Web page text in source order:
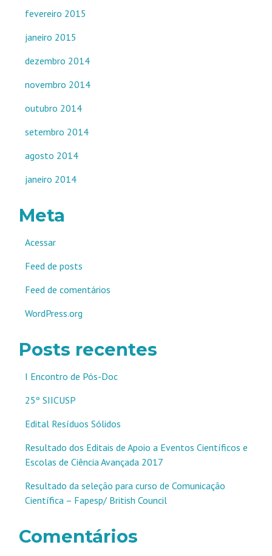
fevereiro 2015
janeiro 2015
dezembro 2014
novembro 2014
outubro 2014
setembro 2014
agosto 2014
janeiro 2014
Meta
Acessar
Feed de posts
Feed de comentários
WordPress.org
Posts recentes
I Encontro de Pós-Doc
25º SIICUSP
Edital Resíduos Sólidos
Resultado dos Editais de Apoio a Eventos Científicos e
Escolas de Ciência Avançada 2017
Resultado da seleção para curso de Comunicação
Científica – Fapesp/ British Council
Comentários